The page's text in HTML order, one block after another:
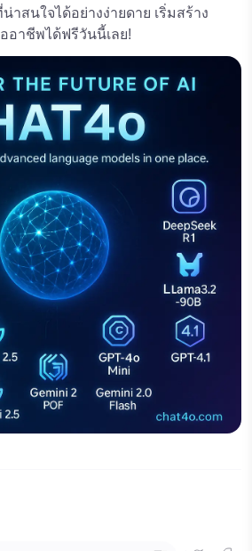
าสนใจได้อย่างง่ายดาย เริ่มสร้าง
าชีพได้ฟรีวันนี้เลย!